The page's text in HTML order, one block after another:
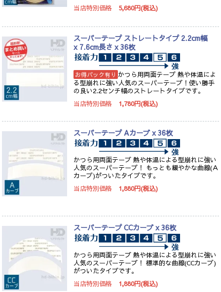
当店特別価格 5,680円(税込)
スーパーテープ ストレートタイプ 2.2cm幅
x 7.6cm長さ x 36枚
お得パック有り かつら用両面テープ 熱や体温によ
る型崩れに強い人気のスーパーテープ！使い勝手
の良い2.2センチ幅のストレートタイプです。
当店特別価格 1,780円(税込)
スーパーテープ Aカーブ x 36枚
かつら用両面テープ 熱や体温による型崩れに強い
人気のスーパーテープ！ もっとも緩やかな曲線(Ａ
カーブ)がついたタイプです。
当店特別価格 1,880円(税込)
スーパーテープ CCカーブ x 36枚
かつら用両面テープ 熱や体温による型崩れに強い
人気のスーパーテープ！ 標準的な曲線(CCカーブ)
がついたタイプです。
当店特別価格 1,880円(税込)